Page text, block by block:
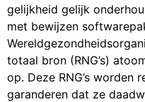
gelijkheid gelijk
met bewijzen
totaal bron (RNG’s)
op. Deze RNG’s worden
garanderen dat ze